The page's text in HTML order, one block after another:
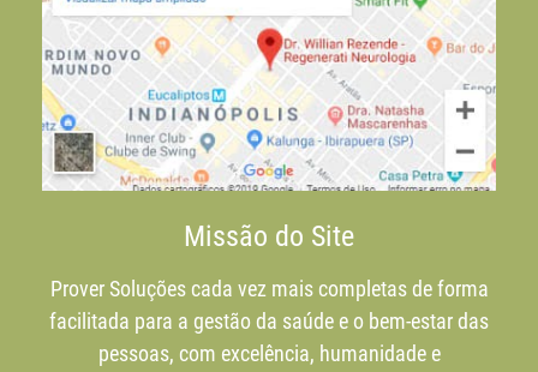
Missão do Site
Prover Soluções cada vez mais completas de forma
facilitada para a gestão da saúde e o bem-estar das
pessoas, com excelência, humanidade e